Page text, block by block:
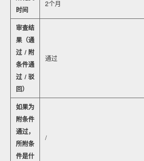
时间
2个月
审查结
果（通
过/附
条件通
过/驳
回）
通过
如果为
附条件
通过，
所附条
件是什
/